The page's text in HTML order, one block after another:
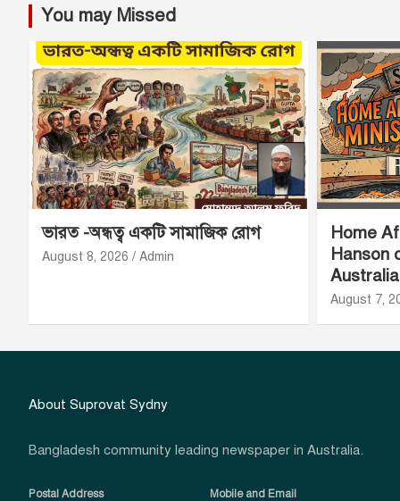
You may Missed
ভারত -অন্ধত্ব একটি সামাজিক রোগ
August 8, 2026 Admin
Home
Hanson
August 7,
About Suprovat Sydny
Bangladesh community leading newspaper in Australia.
Postal Address Mobile and Email